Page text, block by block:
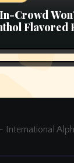
Crowd
Flavored